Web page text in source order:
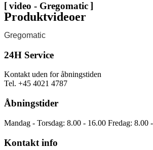
video - Gregomatic
Produktvideoer
Gregomatic
24H Service
Kontakt uden for åbningstiden
Tel. +45 4021 4787
Åbningstider
Mandag - Torsdag: 8.00 - 16.00 Fredag: 8.00
Kontakt info